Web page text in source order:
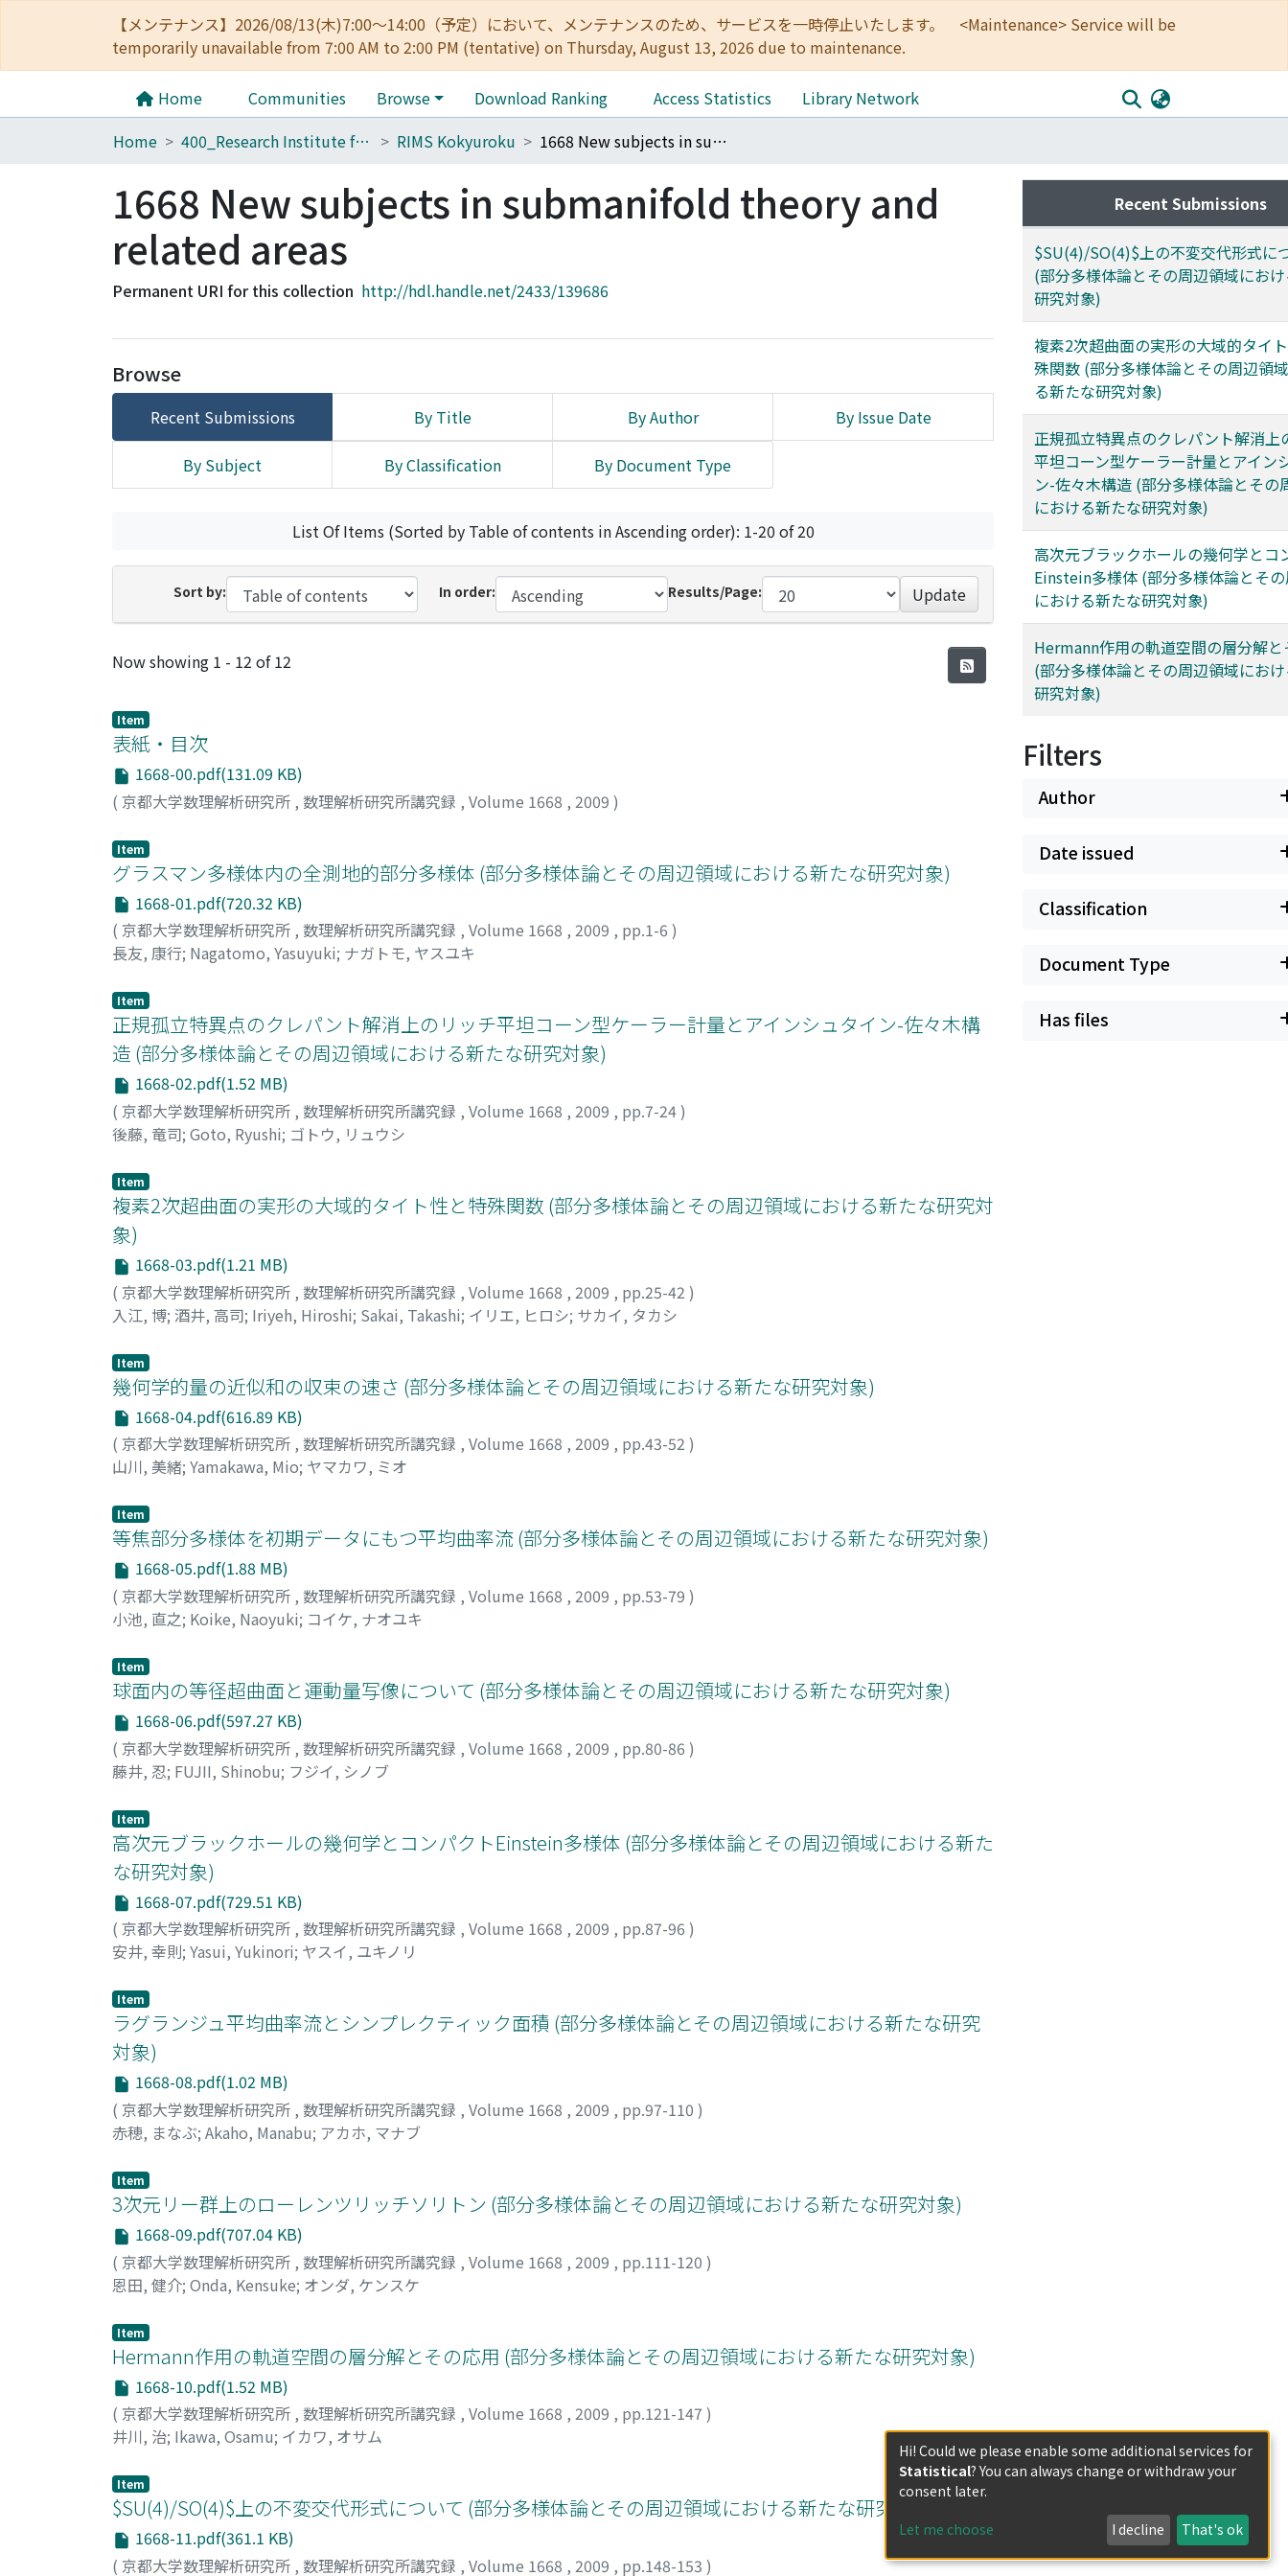
【メンテナンス】2026/08/13(木)7:00～14:00（予定）において、メンテナンスのため、サービスを一時停止いたします。 <Maintenance> Service will be
temporarily unavailable from 7:00 AM to 2:00 PM (tentative) on Thursday, August 13, 2026 due to maintenance.
Home Communities Browse Download Ranking Access Statistics
Library Network
Home
400_Research Institute for Mathematical Sciences RIMS Kokyuroku 1668 New subjects in submanifold theory and related areas
1668 New subjects in submanifold theory and
related areas
Permanent URI for this collection http://hdl.handle.net/2433/139686
Browse
Recent Submissions By Title By Author By Issue Date
By Subject By Classification By Document Type
List Of Items (Sorted by Table of contents in Ascending order): 1-20 of 20
Sort by: In order: Results/Page: Update
Recent Submissions
Now showing 1 - 12 of 12
Item
表紙・目次
1668-00.pdf(131.09 KB)
( 京都大学数理解析研究所 , 数理解析研究所講究録 , Volume 1668 , 2009 )
Item
グラスマン多様体内の全測地的部分多様体 (部分多様体論とその周辺領域における新たな研究対象)
1668-01.pdf(720.32 KB)
( 京都大学数理解析研究所 , 数理解析研究所講究録 , Volume 1668 , 2009 , pp.1-6 )
長友, 康行; Nagatomo, Yasuyuki; ナガトモ, ヤスユキ
Item
正規孤立特異点のクレパント解消上のリッチ平坦コーン型ケーラー計量とアインシュタイン-佐々木構
造 (部分多様体論とその周辺領域における新たな研究対象)
1668-02.pdf(1.52 MB)
( 京都大学数理解析研究所 , 数理解析研究所講究録 , Volume 1668 , 2009 , pp.7-24)
後藤, 竜司; Goto, Ryushi; ゴトウ, リュウシ
Item
複素2次超曲面の実形の大域的タイト性と特殊関数 (部分多様体論とその周辺領域における新たな研究対
象)
1668-03.pdf(1.21 MB)
( 京都大学数理解析研究所 , 数理解析研究所講究録 , Volume 1668 , 2009 , pp.25-42 )
入江, 博; 酒井, 高司; Iriyeh, Hiroshi; Sakai, Takashi; イリエ, ヒロシ; サカイ, タカシ
Item
幾何学的量の近似和の収束の速さ (部分多様体論とその周辺領域における新たな研究対象)
1668-04.pdf(616.89 KB)
( 京都大学数理解析研究所 , 数理解析研究所講究録 , Volume 1668 , 2009 , pp.43-52 )
山川, 美緒; Yamakawa, Mio; ヤマカワ, ミオ
Item
等焦部分多様体を初期データにもつ平均曲率流 (部分多様体論とその周辺領域における新たな研究対象)
1668-05.pdf(1.88 MB)
( 京都大学数理解析研究所 , 数理解析研究所講究録 , Volume 1668 , 2009 , pp.53-79 )
小池, 直之; Koike, Naoyuki; コイケ, ナオユキ
Item
球面内の等径超曲面と運動量写像について (部分多様体論とその周辺領域における新たな研究対象)
1668-06.pdf(597.27 KB)
( 京都大学数理解析研究所 , 数理解析研究所講究録 , Volume 1668 , 2009 , pp.80-86 )
藤井, 忍; FUJII, Shinobu; フジイ, シノブ
Item
高次元ブラックホールの幾何学とコンパクトEinstein多様体 (部分多様体論とその周辺領域における新た
な研究対象)
1668-07.pdf(729.51 KB)
( 京都大学数理解析研究所 , 数理解析研究所講究録 , Volume 1668 , 2009 , pp.87-96 )
安井, 幸則; Yasui, Yukinori; ヤスイ, ユキノリ
Item
ラグランジュ平均曲率流とシンプレクティック面積 (部分多様体論とその周辺領域における新たな研究
対象)
1668-08.pdf(1.02 MB)
( 京都大学数理解析研究所 , 数理解析研究所講究録 , Volume 1668 , 2009 , pp.97-110 )
赤穂, まなぶ; Akaho, Manabu; アカホ, マナブ
Item
3次元リー群上のローレンツリッチソリトン (部分多様体論とその周辺領域における新たな研究対象)
1668-09.pdf(707.04 KB)
( 京都大学数理解析研究所 , 数理解析研究所講究録 , Volume 1668 , 2009 , pp.111-120 )
恩田, 健介; Onda, Kensuke; オンダ, ケンスケ
Item
Hermann作用の軌道空間の層分解とその応用 (部分多様体論とその周辺領域における新たな研究対象)
1668-10.pdf(1.52 MB)
( 京都大学数理解析研究所 , 数理解析研究所講究録 , Volume 1668 , 2009 , pp.121-147 )
井川, 治; Ikawa, Osamu; イカワ, オサム
Item
$SU(4)/SO(4)$上の不変交代形式について (部分多様体論とその周辺領域における新たな研究対象)
1668-11.pdf(361.1 KB)
( 京都大学数理解析研究所 , 数理解析研究所講究録 , Volume 1668 , 2009 , pp.148-153 )
Recent Submissions
$SU(4)/SO(4)$上の不変交代形式に
(部分多様体論とその周辺領域にお
研究対象)
複素2次超曲面の実形の大域的タイ
殊関数 (部分多様体論とその周辺領
る新たな研究対象)
正規孤立特異点のクレパント解消上
平坦コーン型ケーラー計量とアイン
ン-佐々木構造 (部分多様体論とその
における新たな研究対象)
高次元ブラックホールの幾何学とコ
Einstein多様体 (部分多様体論とそ
における新たな研究対象)
Hermann作用の軌道空間の層分解
(部分多様体論とその周辺領域にお
研究対象)
Filters
Author
Date issued
Classification
Document Type
Has files
Hi! Could we please enable some additional services for
Statistical? You can always change or withdraw your
consent later.
Let me choose I decline That's ok